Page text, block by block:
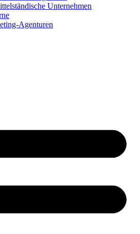
Unternehmen
Agenturen